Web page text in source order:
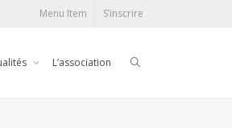
Menu Item S’inscrire
L’association